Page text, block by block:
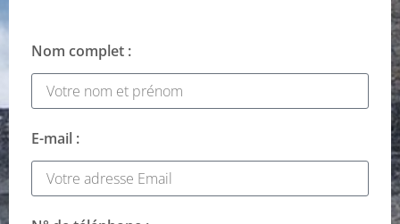
Nom complet :
E-mail :